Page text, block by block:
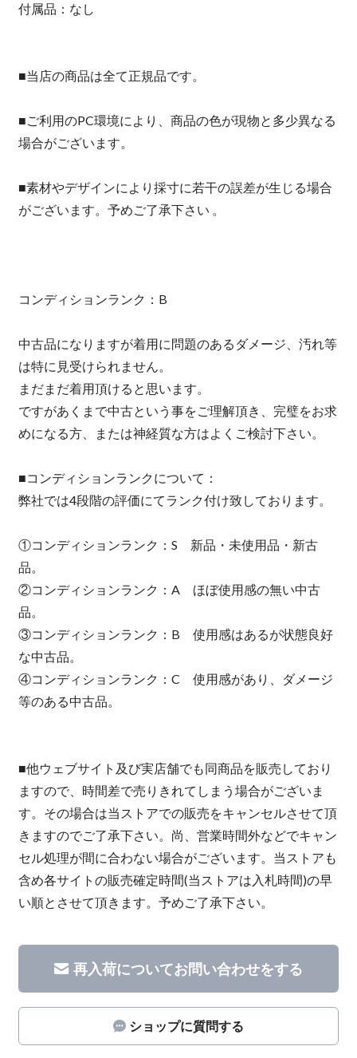
付属品：なし
■当店の商品は全て正規品です。
■ご利用のPC環境により、商品の色が現物と多少異なる
場合がございます。
■素材やデザインにより採寸に若干の誤差が生じる場合
がございます。予めご了承下さい 。
コンディションランク：B
中古品になりますが着用に問題のあるダメージ、汚れ等
は特に見受けられません。
まだまだ着用頂けると思います。
ですがあくまで中古という事をご理解頂き、完璧をお求
めになる方、または神経質な方はよくご検討下さい。
■コンディションランクについて：
弊社では4段階の評価にてランク付け致しております。
①コンディションランク：S 新品・未使用品・新古
品。
②コンディションランク：A ほぼ使用感の無い中古
品。
③コンディションランク：B 使用感はあるが状態良好
な中古品。
④コンディションランク：C 使用感があり、ダメージ
等のある中古品。
■他ウェブサイト及び実店舗でも同商品を販売しており
ますので、時間差で売りきれてしまう場合がございま
す。その場合は当ストアでの販売をキャンセルさせて頂
きますのでご了承下さい。尚、営業時間外などでキャン
セル処理が間に合わない場合がございます。当ストアも
含め各サイトの販売確定時間(当ストアは入札時間)の早
い順とさせて頂きます。予めご了承下さい。
再入荷についてお問い合わせをする
ショップに質問する